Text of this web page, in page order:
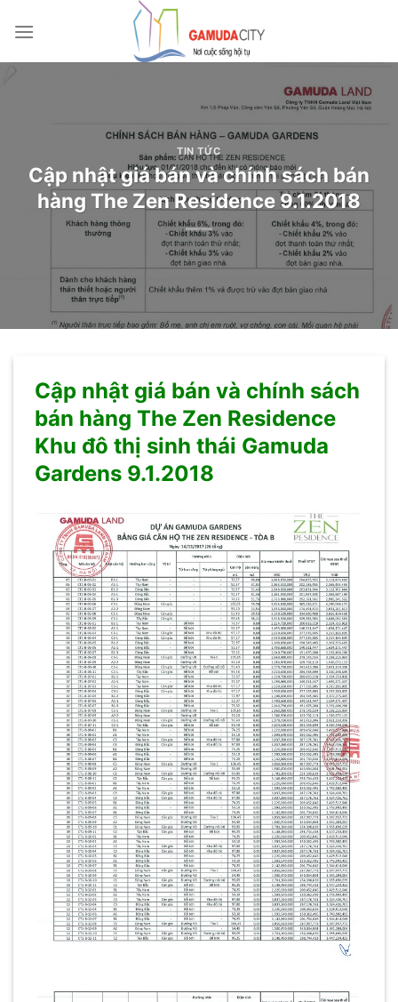
qua
TIN TỨC
Cập nhật giá bán và chính sách bán
hàng The Zen Residence 9.1.2018
Cập nhật giá bán và chính sách
bán hàng The Zen Residence
Khu đô thị sinh thái Gamuda
Gardens 9.1.2018